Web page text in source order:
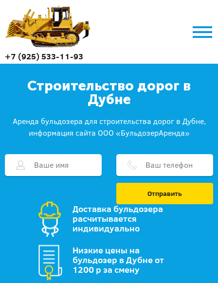
+7 (925) 533-11-93
Строительство дорог в
Дубне
Аренда бульдозера для строительства дорог в Дубне,
информация сайта ООО «БульдозерАренда»
Отправить
Доставка бульдозера
расчитывается
индивидуально
Низкие цены на
бульдозер в Дубне от
1200 р за смену